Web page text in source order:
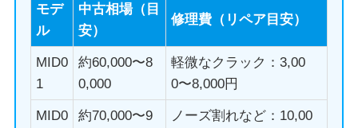
モデ
ル
中古相場（目
安）
修理費（リペア目安）
MID0
1
約60,000〜8
0,000
軽微なクラック：3,00
0〜8,000円
MID0
約70,000〜9
ノーズ割れなど：10,00